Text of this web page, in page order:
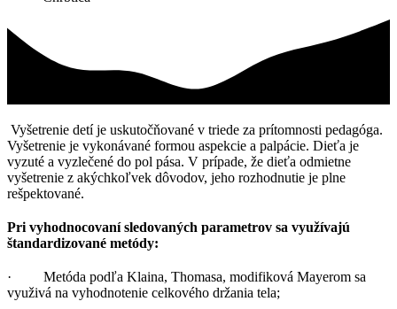
Vyšetrenie detí je uskutočňované v triede za prítomnosti pedagóga.
Vyšetrenie je vykonávané formou aspekcie a palpácie. Dieťa je
vyzuté a vyzlečené do pol pása. V prípade, že dieťa odmietne
vyšetrenie z akýchkoľvek dôvodov, jeho rozhodnutie je plne
rešpektované.
Pri vyhodnocovaní sledovaných parametrov sa využívajú
štandardizované metódy:
· Metóda podľa Klaina, Thomasa, modifiková Mayerom sa
využivá na vyhodnotenie celkového držania tela;